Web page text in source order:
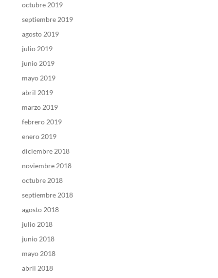
octubre 2019
septiembre 2019
agosto 2019
julio 2019
junio 2019
mayo 2019
abril 2019
marzo 2019
febrero 2019
enero 2019
diciembre 2018
noviembre 2018
octubre 2018
septiembre 2018
agosto 2018
julio 2018
junio 2018
mayo 2018
abril 2018